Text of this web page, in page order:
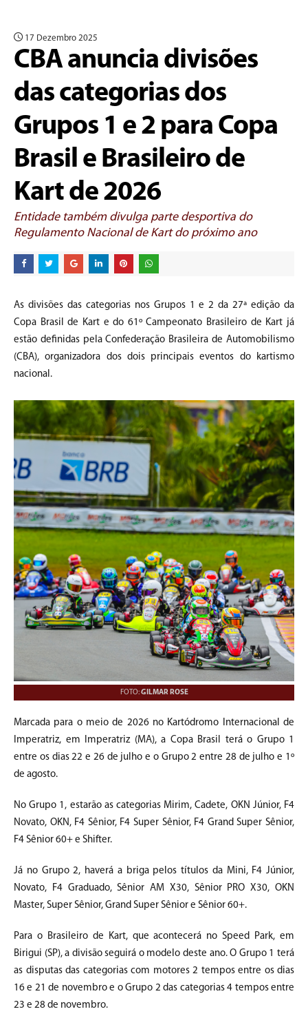
17 Dezembro 2025
CBA anuncia divisões
das categorias dos
Grupos 1 e 2 para Copa
Brasil e Brasileiro de
Kart de 2026
Entidade também divulga parte desportiva do
Regulamento Nacional de Kart do próximo ano
As divisões das categorias nos Grupos 1 e 2 da 27ª edição da
Copa Brasil de Kart e do 61º Campeonato Brasileiro de Kart já
estão definidas pela Confederação Brasileira de Automobilismo
(CBA), organizadora dos dois principais eventos do kartismo
nacional.
FOTO:GILMAR ROSE
Marcada para o meio de 2026 no Kartódromo Internacional de
Imperatriz, em Imperatriz (MA), a Copa Brasil terá o Grupo 1
entre os dias 22 e 26 de julho e o Grupo 2 entre 28 de julho e 1º
de agosto.
No Grupo 1, estarão as categorias Mirim, Cadete, OKN Júnior, F4
Novato, OKN, F4 Sênior, F4 Super Sênior, F4 Grand Super Sênior,
F4 Sênior 60+ e Shifter.
Já no Grupo 2, haverá a briga pelos títulos da Mini, F4 Júnior,
Novato, F4 Graduado, Sênior AM X30, Sênior PRO X30, OKN
Master, Super Sênior, Grand Super Sênior e Sênior 60+.
Para o Brasileiro de Kart, que acontecerá no Speed Park, em
Birigui (SP), a divisão seguirá o modelo deste ano. O Grupo 1 terá
as disputas das categorias com motores 2 tempos entre os dias
16 e 21 de novembro e o Grupo 2 das categorias 4 tempos entre
23 e 28 de novembro.